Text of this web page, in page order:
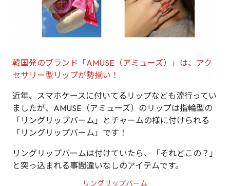
韓国発のブランド「AMUSE（アミューズ）」は、アク
セサリー型リップが勢揃い！
近年、スマホケースに付いてるリップなども流行ってい
ましたが、AMUSE（アミューズ）のリップは指輪型の
「リングリップバーム」とチャームの様に付けられる
「リングリップバーム」です！
リングリップバームは付けていたら、「それどこの？」
と突っ込まれる事間違いなしのアイテムです。
リングリップバーム